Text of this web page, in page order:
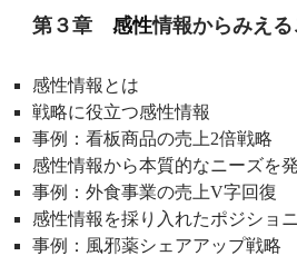
第３章 感性情報からみえる
感性情報とは
戦略に役立つ感性情報
事例：看板商品の売上2倍戦略
感性情報から本質的なニーズを
事例：外食事業の売上V字回復
感性情報を採り入れたポジショ
事例：風邪薬シェアアップ戦略